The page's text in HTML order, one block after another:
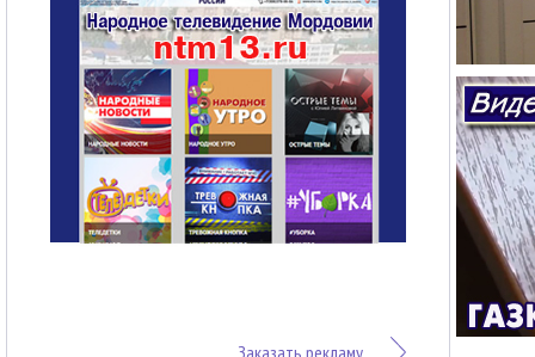
Заказать рекламу